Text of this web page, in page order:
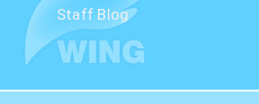
Staff Blog